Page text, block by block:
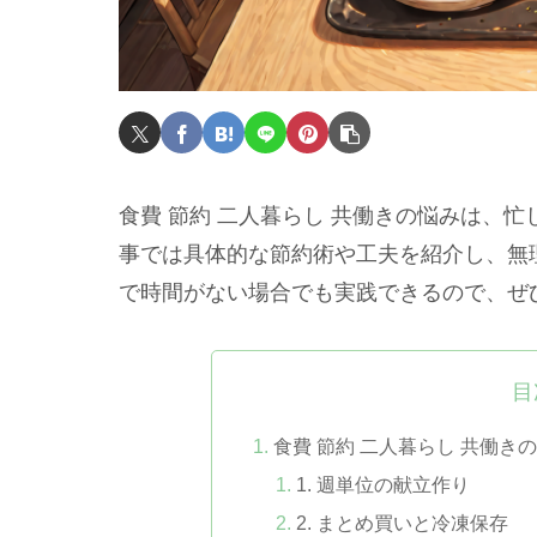
食費 節約 二人暮らし 共働きの悩みは、
事では具体的な節約術や工夫を紹介し、
で時間がない場合でも実践できるので、
食費 節約 二人暮らし 共働き
1. 週単位の献立作り
2. まとめ買いと冷凍保存